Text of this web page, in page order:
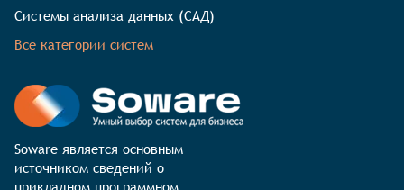
Системы анализа данных (САД)
Все категории систем
Soware является основным
источником сведений о
прикладном программном